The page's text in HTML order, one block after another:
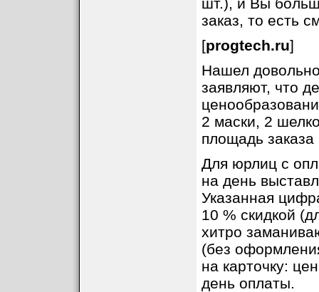
заказ, то есть
[progtech.ru]
Нашел
заявляют, что
2 маски, 2
площадь
Для юрлиц с
на день
Указанная
10 % скидкой
хитро
(без
на карточку:
день оплаты.